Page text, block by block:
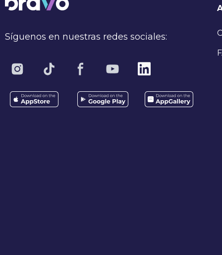
Síguenos en nuestras redes sociales: